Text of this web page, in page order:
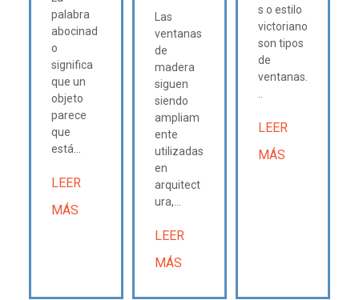
palabra
abocinad
o
significa
que un
objeto
parece
que
está...
LEER
MÁS
Las
ventanas
de
madera
siguen
siendo
ampliam
ente
utilizadas
en
arquitect
ura,...
LEER
MÁS
s o estilo
victoriano
son tipos
de
ventanas.
LEER
MÁS